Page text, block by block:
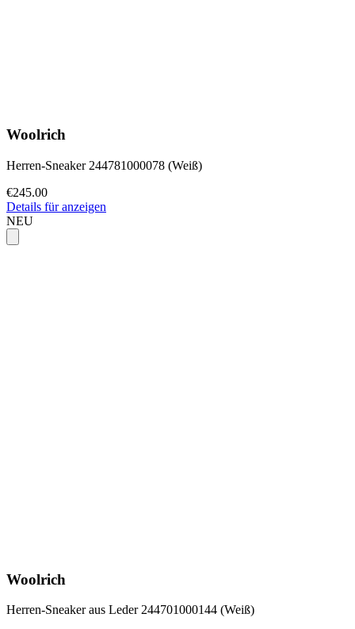
Woolrich
Herren-Sneaker 244781000078 (Weiß)
€245.00
Details für anzeigen
NEU
Woolrich
Herren-Sneaker aus Leder 244701000144 (Weiß)